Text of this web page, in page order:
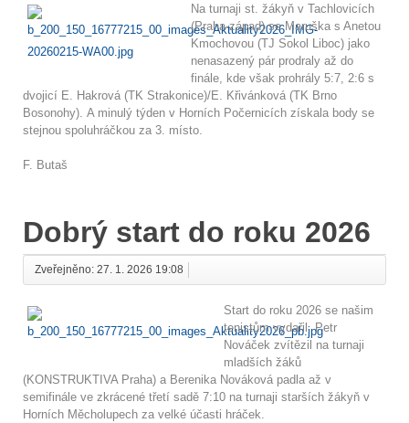
Na turnaji st. žákyň v Tachlovicích
(Praha-západ) se Maruška s Anetou
Kmochovou (TJ Sokol Liboc) jako
nenasazený pár prodraly až do
finále, kde však prohrály 5:7, 2:6 s
dvojicí E. Hakrová (TK Strakonice)/E. Křivánková (TK Brno
Bosonohy). A minulý týden v Horních Počernicích získala body se
stejnou spoluhráčkou za 3. místo.
F. Butaš
Dobrý start do roku 2026
Zveřejněno: 27. 1. 2026 19:08
Start do roku 2026 se našim
tenistům vydařil. Petr
Nováček zvítězil na turnaji
mladších žáků
(KONSTRUKTIVA Praha) a Berenika Nováková padla až v
semifinále ve zkrácené třetí sadě 7:10 na turnaji starších žákyň v
Horních Měcholupech za velké účasti hráček.